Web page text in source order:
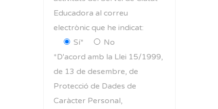
Educadora al correu
electrònic que he indicat:
Sí*
No
*D'acord amb la Llei 15/1999,
de 13 de desembre, de
Protecció de Dades de
Caràcter Personal,